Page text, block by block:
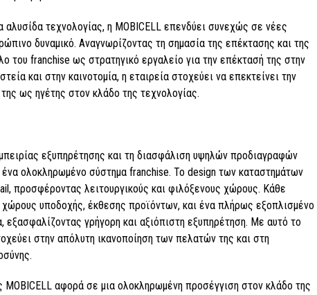
τεχνολογίας, η MOBICELL επενδύει συνεχώς σε νέες
δυναμικό. Αναγνωρίζοντας τη σημασία της επέκτασης και της
του franchise ως στρατηγικό εργαλείο για την επέκτασή της στην
και στην καινοτομία, η εταιρεία στοχεύει να επεκτείνει την
ως ηγέτης στον κλάδο της τεχνολογίας.
εξυπηρέτησης και τη διασφάλιση υψηλών προδιαγραφών
ένα ολοκληρωμένο σύστημα franchise. Το design των καταστημάτων
προσφέροντας λειτουργικούς και φιλόξενους χώρους. Κάθε
χώρους υποδοχής, έκθεσης προϊόντων, και ένα πλήρως εξοπλισμένο
γρήγορη και αξιόπιστη εξυπηρέτηση. Με αυτό το
στην απόλυτη ικανοποίηση των πελατών της και στη
MOBICELL αφορά σε μια ολοκληρωμένη προσέγγιση στον κλάδο της